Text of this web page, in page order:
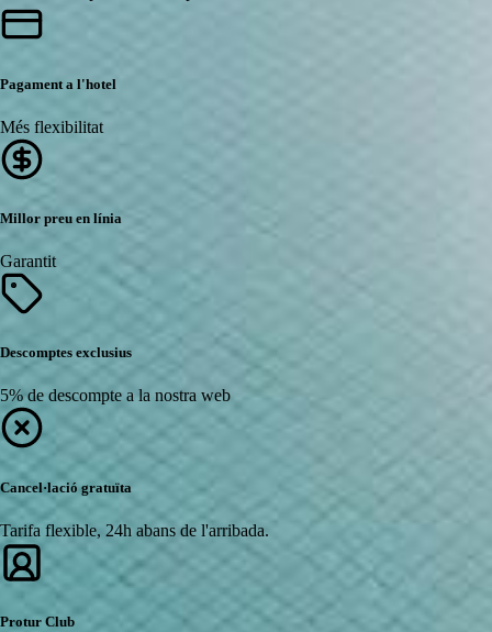
Pagament a l'hotel
Més flexibilitat
Millor preu en línia
Garantit
Descomptes exclusius
5% de descompte a la nostra web
Cancel·lació gratuïta
Tarifa flexible, 24h abans de l'arribada.
Protur Club